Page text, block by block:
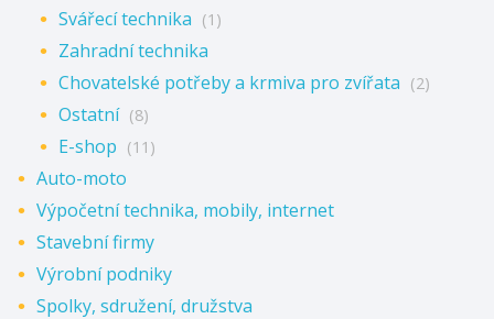
Svářecí technika (1)
Zahradní technika
Chovatelské potřeby a krmiva pro zvířata (2)
Ostatní (8)
E-shop (11)
Auto-moto
Výpočetní technika, mobily, internet
Stavební firmy
Výrobní podniky
Spolky, sdružení, družstva